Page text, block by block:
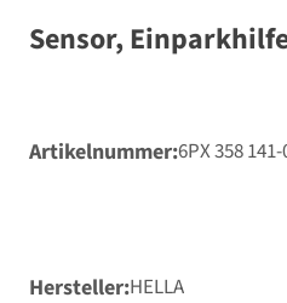
Sensor,
Artikelnummer 6PX 358
Hersteller HELLA